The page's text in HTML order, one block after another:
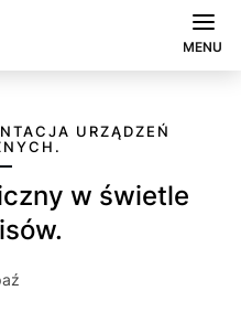
MENU
URZĄDZEŃ